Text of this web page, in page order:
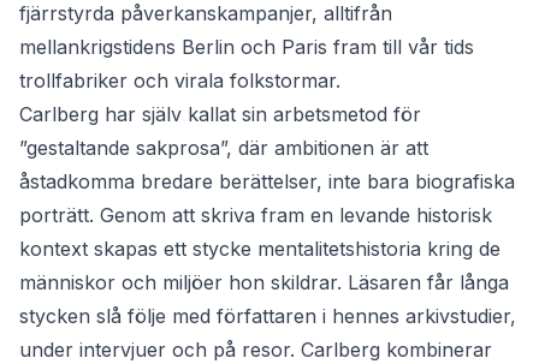
fjärrstyrda påverkanskampanjer, alltifrån
mellankrigstidens Berlin och Paris fram till vår tids
trollfabriker och virala folkstormar.
Carlberg har själv kallat sin arbetsmetod för
”gestaltande sakprosa”, där ambitionen är att
åstadkomma bredare berättelser, inte bara biografiska
porträtt. Genom att skriva fram en levande historisk
kontext skapas ett stycke mentalitetshistoria kring de
människor och miljöer hon skildrar. Läsaren får långa
stycken slå följe med författaren i hennes arkivstudier,
under intervjuer och på resor. Carlberg kombinerar